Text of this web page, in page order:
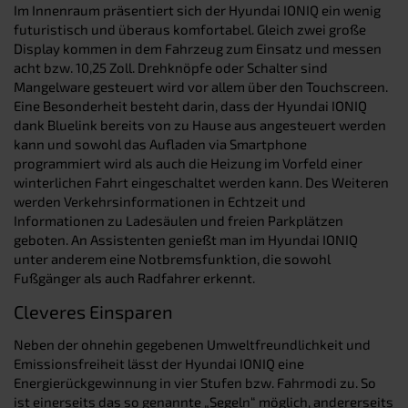
Im Innenraum präsentiert sich der Hyundai IONIQ ein wenig
futuristisch und überaus komfortabel. Gleich zwei große
Display kommen in dem Fahrzeug zum Einsatz und messen
acht bzw. 10,25 Zoll. Drehknöpfe oder Schalter sind
Mangelware gesteuert wird vor allem über den Touchscreen.
Eine Besonderheit besteht darin, dass der Hyundai IONIQ
dank Bluelink bereits von zu Hause aus angesteuert werden
kann und sowohl das Aufladen via Smartphone
programmiert wird als auch die Heizung im Vorfeld einer
winterlichen Fahrt eingeschaltet werden kann. Des Weiteren
werden Verkehrsinformationen in Echtzeit und
Informationen zu Ladesäulen und freien Parkplätzen
geboten. An Assistenten genießt man im Hyundai IONIQ
unter anderem eine Notbremsfunktion, die sowohl
Fußgänger als auch Radfahrer erkennt.
Cleveres Einsparen
Neben der ohnehin gegebenen Umweltfreundlichkeit und
Emissionsfreiheit lässt der Hyundai IONIQ eine
Energierückgewinnung in vier Stufen bzw. Fahrmodi zu. So
ist einerseits das so genannte „Segeln“ möglich, andererseits